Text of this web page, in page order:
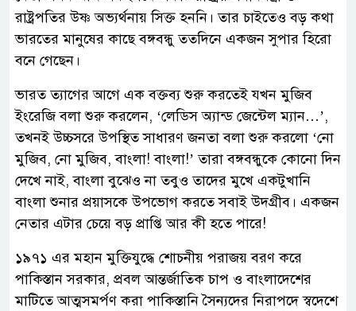
রাষ্ট্রপতির উষ্ণ অভ্যর্থনায় সিক্ত হননি। তার চাইতেও বড় কথা
ভারতের মানুষের কাছে বঙ্গবন্ধু ততদিনে একজন সুপার হিরো
বনে গেছেন।
ভারত ত্যাগের আগে এক বক্তব্য শুরু করতেই যখন মুজিব
ইংরেজি বলা শুরু করলেন, ‘লেডিস অ্যান্ড জেন্টেল ম্যান…’,
তখনই উচ্চসরে উপস্থিত সাধারণ জনতা বলা শুরু করলো ‘নো
মুজিব, নো মুজিব, বাংলা! বাংলা!’ তারা বঙ্গবন্ধুকে কোনো দিন
দেখে নাই, বাংলা বুঝেও না তবুও তাদের মুখে একটুখানি
বাংলা শুনার প্রয়াসকে উপভোগ করতে সবাই উদগ্রীব। একজন
নেতার এটার চেয়ে বড় প্রাপ্তি আর কী হতে পারে!
১৯৭১ এর মহান মুক্তিযুদ্ধে শোচনীয় পরাজয় বরণ করে
পাকিস্তান সরকার, প্রবল আন্তর্জাতিক চাপ ও বাংলাদেশের
মাটিতে আত্মসমর্পণ করা পাকিস্তানি সৈন্যদের নিরাপদে স্বদেশে